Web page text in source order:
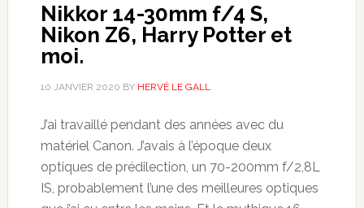
Nikkor 14-30mm f/4 S,
Nikon Z6, Harry Potter et
moi.
10 JANVIER 2020 BY HERVÉ LE GALL
J’ai travaillé pendant des années avec du
matériel Canon. J’avais à l’époque deux
optiques de prédilection, un 70-200mm f/2,8L
IS, probablement l’une des meilleures optiques